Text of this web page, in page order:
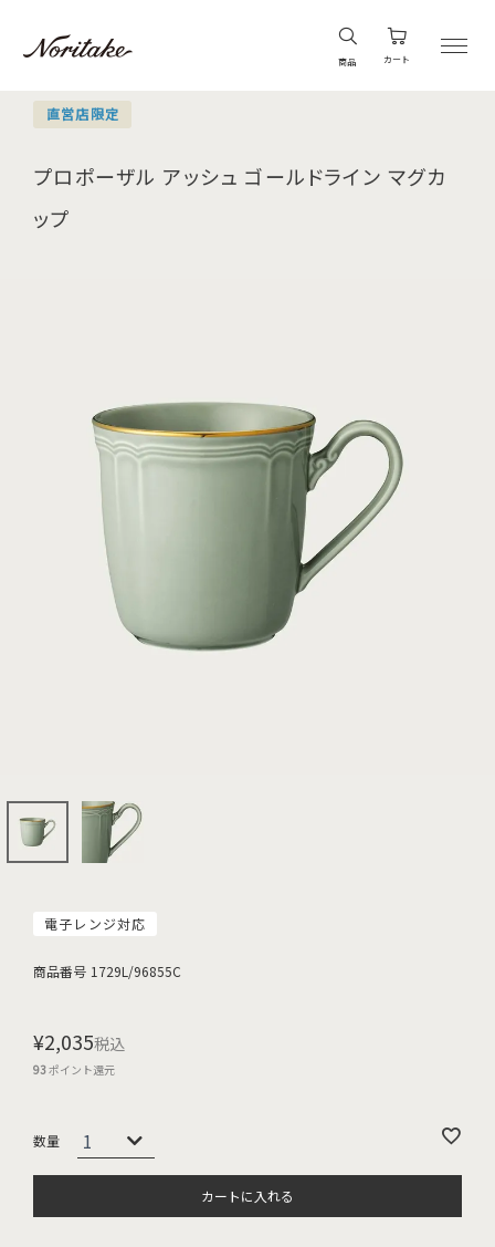
商品 カート
直営店限定
プロポーザル アッシュ ゴールドライン マグカ
ップ
電子レンジ対応
商品番号 1729L/96855C
¥2,035税込
93ポイント還元
カートに入れる